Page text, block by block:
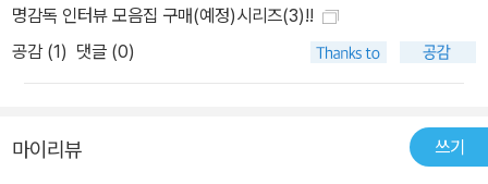
명감독 인터뷰 모음집 구매(예정)시리즈(3)!!
공감 (1) 댓글 (0)
마이리뷰 쓰기